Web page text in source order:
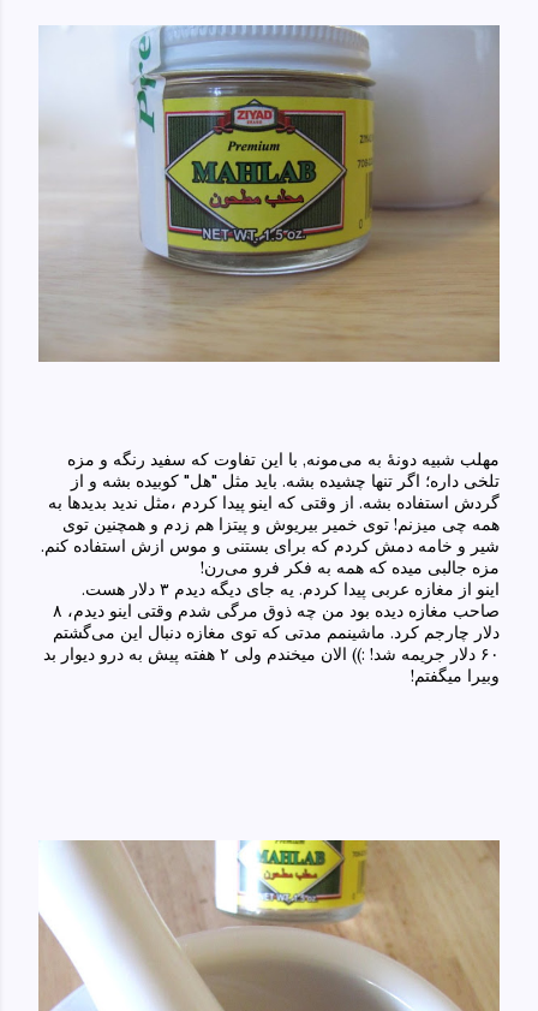
مهلب شبیه دونهٔ به می‌مونه, با این تفاوت که سفید رنگه و مزه
تلخی‌ داره؛ اگر تنها چشیده بشه. باید مثل "هل" کوبیده بشه و از
گردش استفاده بشه. از وقتی‌ که اینو پیدا کردم ،مثل ندید بدید‌ها به
همه چی‌ میزنم! توی خمیر بیریوش و پیتزا هم زدم و همچنین توی
شیر و خامه دمش کردم که برای بستنی و موس ازش استفاده کنم.
مزه جالبی‌ میده که همه به فکر فرو می‌رن!
اینو از مغازه عربی‌ پیدا کردم. یه جای دیگه دیدم ۳ دلار هست.
صاحب مغازه دیده بود من چه ذوق مرگی شدم وقتی اینو دیدم، ۸
دلار چارجم کرد. ماشینمم مدتی‌ که توی مغازه دنبال این می‌گشتم
۶۰ دلار جریمه شد! :)) الان میخندم ولی‌ ۲ هفته پیش به درو دیوار بد
وبیرا میگفتم!